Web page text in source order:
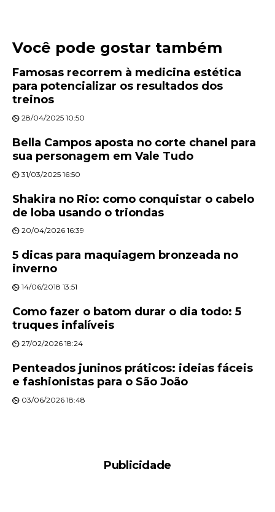
Você pode gostar também
Famosas recorrem à medicina estética
para potencializar os resultados dos
treinos
28/04/2025 10:50
Bella Campos aposta no corte chanel para
sua personagem em Vale Tudo
31/03/2025 16:50
Shakira no Rio: como conquistar o cabelo
de loba usando o triondas
20/04/2026 16:39
5 dicas para maquiagem bronzeada no
inverno
14/06/2018 13:51
Como fazer o batom durar o dia todo: 5
truques infalíveis
27/02/2026 18:24
Penteados juninos práticos: ideias fáceis
e fashionistas para o São João
03/06/2026 18:48
Publicidade